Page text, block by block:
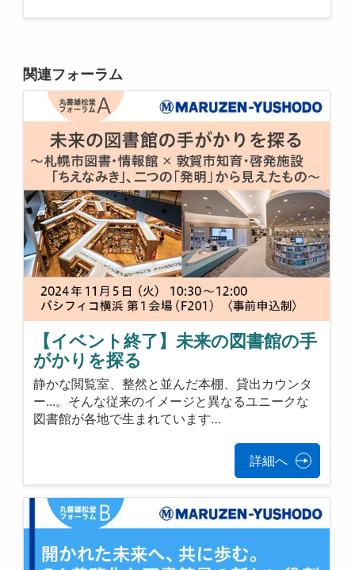
関連フォーラム
【イベント終了】未来の図書館の手
がかりを探る
静かな閲覧室、整然と並んだ本棚、貸出カウンタ
ー...。そんな従来のイメージと異なるユニークな
図書館が各地で生まれています…
詳細へ